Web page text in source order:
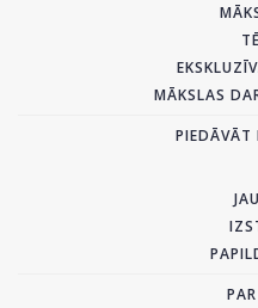
MĀKSLAS
PIEDĀVĀT